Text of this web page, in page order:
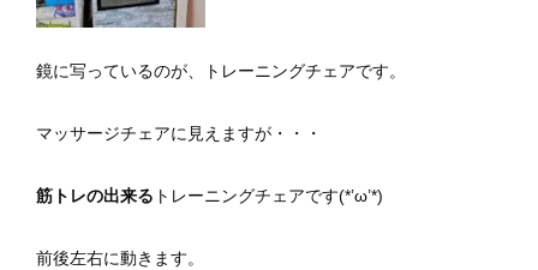
鏡に写っているのが、トレーニングチェアです。
マッサージチェアに見えますが・・・
筋トレの出来る トレーニングチェアです(*’ω’*)
前後左右に動きます。